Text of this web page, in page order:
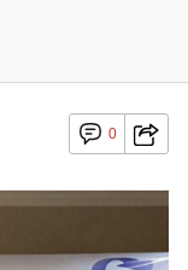
0